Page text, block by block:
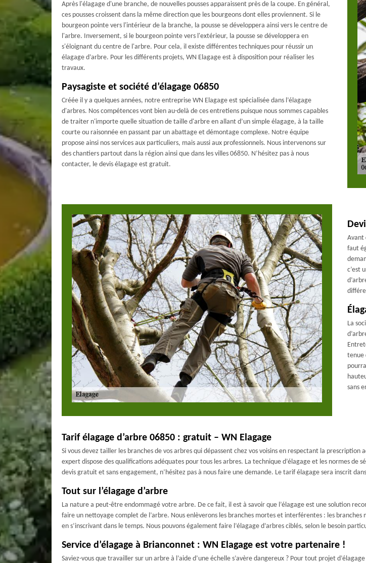
Après l'élagage d'une branche, de nouvelles pousses apparaissent près de la coupe. En général,
ces pousses croissent dans la même direction que les bourgeons dont elles proviennent. Si le
bourgeon pointe vers l'intérieur de la branche, la pousse se développera ainsi vers le centre de
l'arbre. Inversement, si le bourgeon pointe vers l'extérieur, la pousse se développera en
s'éloignant du centre de l'arbre. Pour cela, il existe différentes techniques pour réussir un
élagage d’arbre. Pour les différents projets, WN Elagage est à disposition pour réaliser les
travaux.
Paysagiste et société d’élagage 06850
Créée il y a quelques années, notre entreprise WN Elagage est spécialisée dans l’élagage
d'arbres. Nos compétences vont bien au-delà de ces entretiens puisque nous sommes capables
de traiter n'importe quelle situation de taille d'arbre en allant d’un simple élagage, à la taille
courte ou raisonnée en passant par un abattage et démontage complexe. Notre équipe
propose ainsi nos services aux particuliers, mais aussi aux professionnels. Nous intervenons sur
des chantiers partout dans la région ainsi que dans les villes 06850. N’hésitez pas à nous
contacter, le devis élagage est gratuit.
Avant
faut
c’est
La
tenue
sans
Tarif élagage d’arbre 06850 : gratuit – WN Elagage
Si vous devez tailler les branches de vos arbres qui dépassent chez vos voisins en respectant la
expert dispose des qualifications adéquates pour tous les arbres. La technique d’élagage et les normes
devis gratuit et sans engagement, n’hésitez pas à nous faire une demande. Le tarif élagage sera inscrit
Tout sur l’élagage d’arbre
La nature a peut-être endommagé votre arbre. De ce fait, il est à savoir que l’élagage est une solution
faire un nettoyage complet de l’arbre. Nous enlèverons les branches mortes et interférentes : les
en s’inscrivant dans le temps. Nous pouvons également faire l’élagage d’arbres ciblés, selon le besoin
Service d’élagage à Brianconnet : WN Elagage est votre partenaire !
Saviez-vous que travailler sur un arbre à l’aide d’une échelle s’avère dangereux ? Pour tout projet